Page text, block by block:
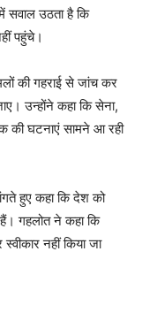
सवाल उठता है कि
पहुंचे।
की गहराई से जांच कर
उन्होंने कहा कि सेना,
की घटनाएं सामने आ रही
हुए कहा कि देश को
हैं। गहलोत ने कहा कि
नहीं किया जा